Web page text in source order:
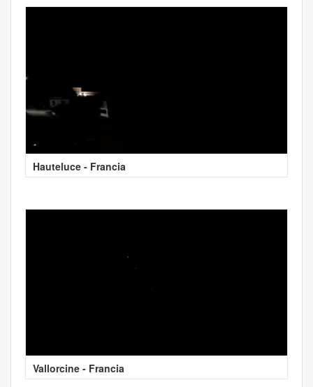
Hauteluce - Francia
Vallorcine - Francia